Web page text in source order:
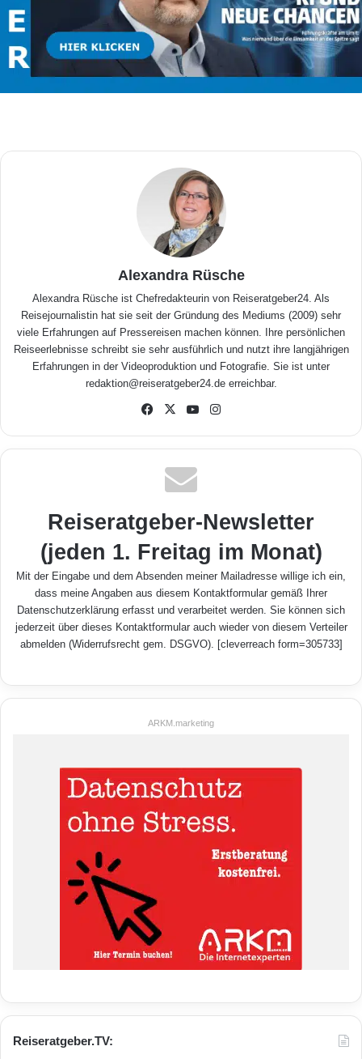
Alexandra Rüsche
Alexandra Rüsche ist Chefredakteurin von Reiseratgeber24. Als
Reisejournalistin hat sie seit der Gründung des Mediums (2009) sehr
viele Erfahrungen auf Pressereisen machen können. Ihre persönlichen
Reiseerlebnisse schreibt sie sehr ausführlich und nutzt ihre langjährigen
Erfahrungen in der Videoproduktion und Fotografie. Sie ist unter
redaktion@reiseratgeber24.de erreichbar.
Fa
ook
X
Yo
be am
Reiseratgeber-Newsletter
(jeden 1. Freitag im Monat)
Mit der Eingabe und dem Absenden meiner Mailadresse willige ich ein,
dass meine Angaben aus diesem Kontaktformular gemäß Ihrer
Datenschutzerklärung erfasst und verarbeitet werden. Sie können sich
jederzeit über dieses Kontaktformular auch wieder von diesem Verteiler
abmelden (Widerrufsrecht gem. DSGVO). [cleverreach form=305733]
ARKM.marketing
Reiseratgeber.TV: